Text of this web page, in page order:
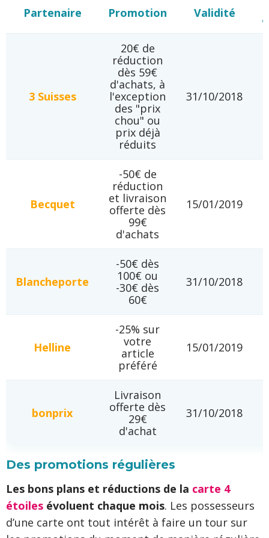
Partenaire Promotion Validité
3 Suisses
20€ de
réduction
dès 59€
d'achats, à
l'exception
des "prix
chou" ou
prix déjà
réduits
31/10/2018
Becquet
-50€ de
réduction
et livraison
offerte dès
99€
d'achats
15/01/2019
Blancheporte
-50€ dès
100€ ou
-30€ dès
60€
31/10/2018
Helline
-25% sur
votre
article
préféré
15/01/2019
bonprix
Livraison
offerte dès
29€
d'achat
31/10/2018
Des promotions régulières
Les bons plans et réductions de la carte 4
étoiles évoluent chaque mois. Les possesseurs
d’une carte ont tout intérêt à faire un tour sur